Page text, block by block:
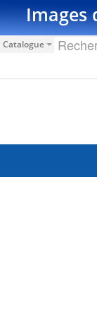
Images
Catalogue